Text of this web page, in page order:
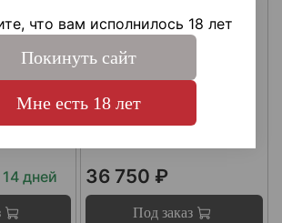
на
,
дней
газоразгруженный
"NORMA" на
карабины, калибр
30-06, Matilda MG
36 750 ₽
Под заказ
что вам исполнилось 18 лет
Покинуть сайт
Мне есть 18 лет